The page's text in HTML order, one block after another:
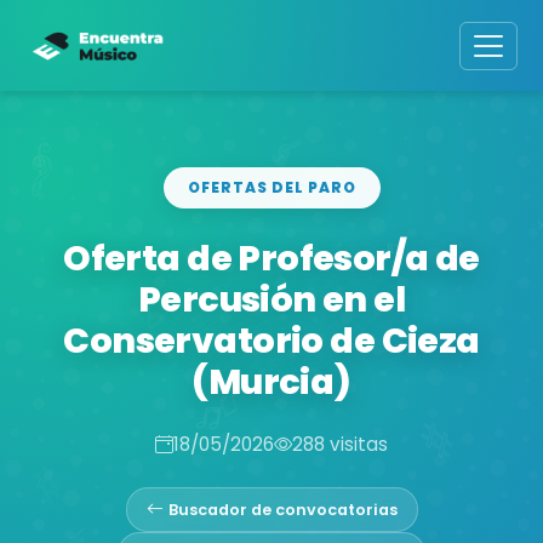
OFERTAS DEL PARO
Oferta de Profesor/a de
Percusión en el
Conservatorio de Cieza
(Murcia)
18/05/2026 288 visitas
Buscador de convocatorias